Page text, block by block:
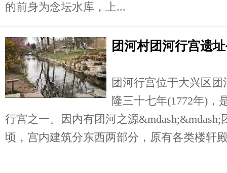
的前身为念坛水库，上...
团河村团河行宫遗
团河行宫位于大兴区
隆三十七年(1772年)，
行宫之一。因内有团河之源
顷，宫内建筑分东西两部分，原有各类楼轩